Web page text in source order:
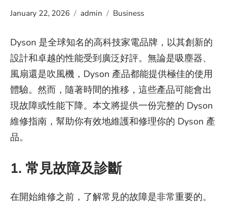
January 22, 2026 admin Business
Dyson 是全球知名的高科技家電品牌，以其創新的
設計和卓越的性能受到廣泛好評。無論是吸塵器、
風扇還是吹風機，Dyson 產品都能提供極佳的使用
體驗。然而，隨著時間的推移，這些產品可能會出
現故障或性能下降。本文將提供一份完整的 Dyson
維修指南，幫助你有效地維護和修理你的 Dyson 產
品。
1. 常見故障及診斷
在開始維修之前，了解常見的故障是非常重要的。